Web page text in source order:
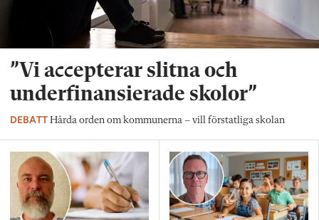
”Vi accepterar slitna och
underfinansierade skolor”
DEBATT Hårda orden om kommunerna – vill förstatliga skolan